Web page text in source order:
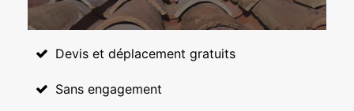
Devis et déplacement gratuits
Sans engagement